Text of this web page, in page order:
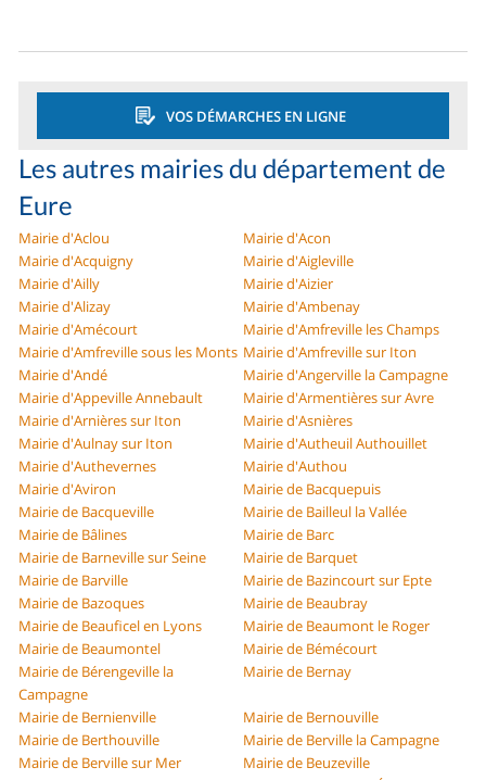
VOS DÉMARCHES EN LIGNE
Les autres mairies du département de
Eure
Mairie d'Aclou
Mairie d'Acon
Mairie d'Acquigny
Mairie d'Aigleville
Mairie d'Ailly
Mairie d'Aizier
Mairie d'Alizay
Mairie d'Ambenay
Mairie d'Amécourt
Mairie d'Amfreville les Champs
Mairie d'Amfreville sous les Monts Mairie d'Amfreville sur Iton
Mairie d'Andé
Mairie d'Angerville la Campagne
Mairie d'Appeville Annebault
Mairie d'Armentières sur Avre
Mairie d'Arnières sur Iton
Mairie d'Asnières
Mairie d'Aulnay sur Iton
Mairie d'Autheuil Authouillet
Mairie d'Authevernes
Mairie d'Authou
Mairie d'Aviron
Mairie de Bacquepuis
Mairie de Bacqueville
Mairie de Bailleul la Vallée
Mairie de Bâlines
Mairie de Barc
Mairie de Barneville sur Seine
Mairie de Barquet
Mairie de Barville
Mairie de Bazincourt sur Epte
Mairie de Bazoques
Mairie de Beaubray
Mairie de Beauficel en Lyons
Mairie de Beaumont le Roger
Mairie de Beaumontel
Mairie de Bémécourt
Mairie de Bérengeville la
Campagne
Mairie de Bernay
Mairie de Bernienville
Mairie de Bernouville
Mairie de Berthouville
Mairie de Berville la Campagne
Mairie de Berville sur Mer
Mairie de Beuzeville